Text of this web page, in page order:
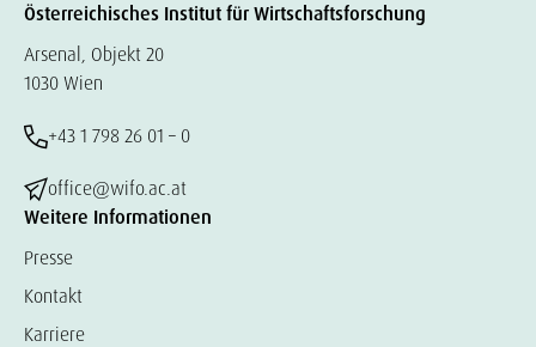
Österreichisches Institut für Wirtschaftsforschung
Arsenal, Objekt 20
1030 Wien
+43 1 798 26 01 – 0
office@wifo.ac.at
Weitere Informationen
Presse
Kontakt
Karriere